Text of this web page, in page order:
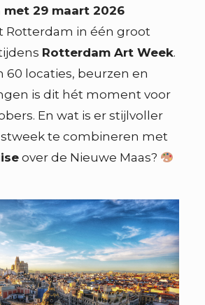
29 maart 2026
Rotterdam in één groot
Rotterdam Art Week.
60 locaties, beurzen en
is dit hét moment voor
En wat is er stijlvoller
te combineren met
over de Nieuwe Maas?